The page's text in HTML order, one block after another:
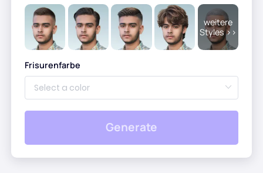
KI-Modemodels
Kleidung neu einfärben
KI-Hintergrundgenerator
Online-Hintergrundwechsler
Bildrechte
PDF-Tools
PDF Übersetzer
PDF online komprimieren
PDF-Datei online zusammenführen
Alle Tools entdecken
weitere
Styles >>
Frisurenfarbe
Generate